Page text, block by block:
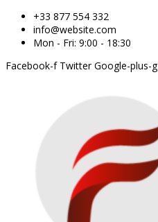
+33 877 554 332
info@website.com
Mon - Fri: 9:00 - 18:30
Facebook-f Twitter Google-plus-g